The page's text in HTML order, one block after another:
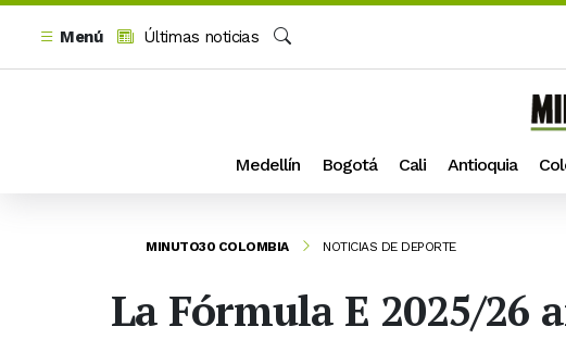
Menú
Últimas noticias
Medellín Bogotá Cali Antioquia
MINUTO30 COLOMBIA NOTICIAS DE DEPORTE
La Fórmula E 2025/26